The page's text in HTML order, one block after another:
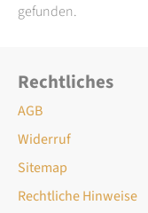
gefunden.
Rechtliches
AGB
Widerruf
Sitemap
Rechtliche Hinweise